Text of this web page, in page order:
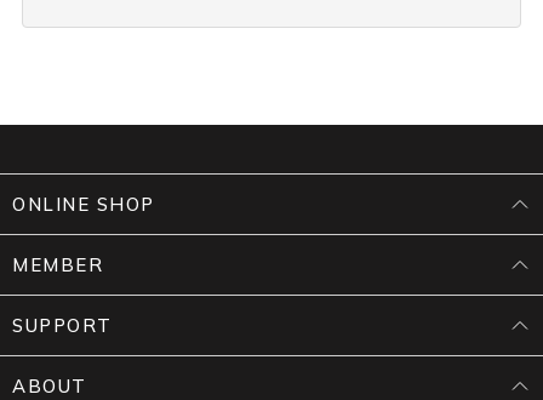
ONLINE SHOP
MEMBER
SUPPORT
ABOUT